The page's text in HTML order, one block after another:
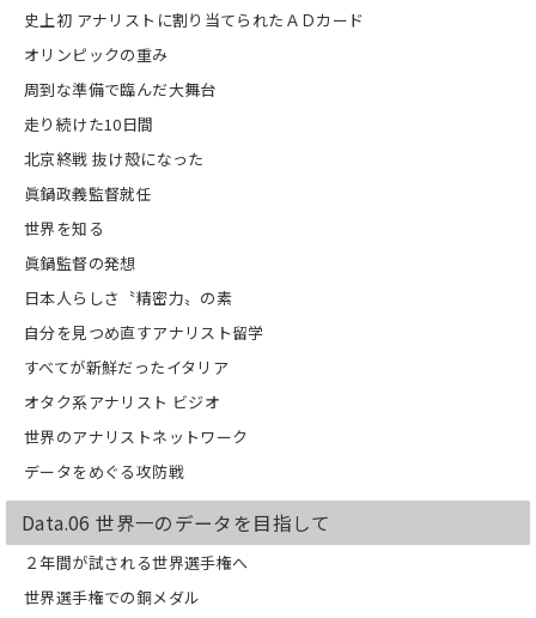
史上初 アナリストに割り当てられたＡＤカード
オリンピックの重み
周到な準備で臨んだ大舞台
走り続けた10日間
北京終戦 抜け殻になった
眞鍋政義監督就任
世界を知る
眞鍋監督の発想
日本人らしさ〝精密力〟の素
自分を見つめ直すアナリスト留学
すべてが新鮮だったイタリア
オタク系アナリスト ビジオ
世界のアナリストネットワーク
データをめぐる攻防戦
Data.06 世界一のデータを目指して
２年間が試される世界選手権へ
世界選手権での銅メダル